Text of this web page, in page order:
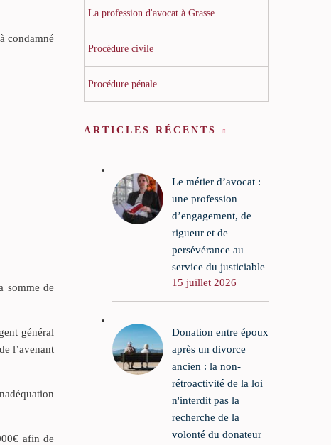
condamné
somme de
général
l’avenant
afin de
La profession d'avocat à Grasse
Procédure civile
Procédure pénale
ARTICLES RÉCENTS
Le métier d’avocat :
une profession
d’engagement, de
rigueur et de
persévérance au
service du justiciable
15 juillet 2026
Donation entre époux
après un divorce
ancien : la non-
rétroactivité de la loi
n'interdit pas la
recherche de la
volonté du donateur